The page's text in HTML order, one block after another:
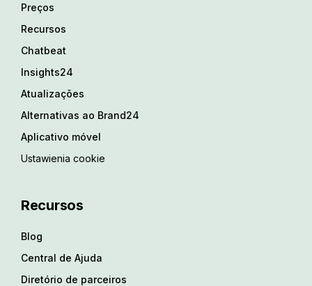
Preços
Recursos
Chatbeat
Insights24
Atualizações
Alternativas ao Brand24
Aplicativo móvel
Ustawienia cookie
Recursos
Blog
Central de Ajuda
Diretório de parceiros